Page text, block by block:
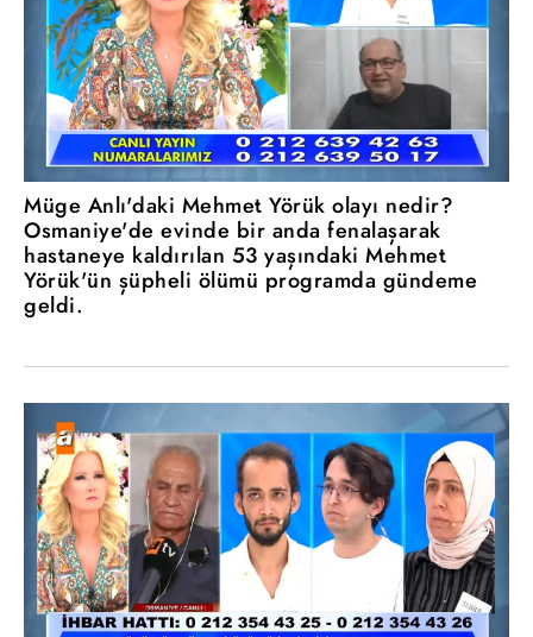
Müge Anlı'daki Mehmet Yörük olayı nedir?
Osmaniye'de evinde bir anda fenalaşarak
hastaneye kaldırılan 53 yaşındaki Mehmet
Yörük'ün şüpheli ölümü programda gündeme
geldi.